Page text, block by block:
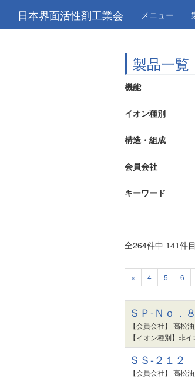
日本界面活性剤工業会 メニュー
製品一覧
機能
イオン種別
構造・組成
会員会社
キーワード
全264件中 141件
« 4 5 6
ＳＰ-Ｎｏ．８
【会員会社】 高松
【イオン種別】非
ＳＳ-２１２
【会員会社】 高松